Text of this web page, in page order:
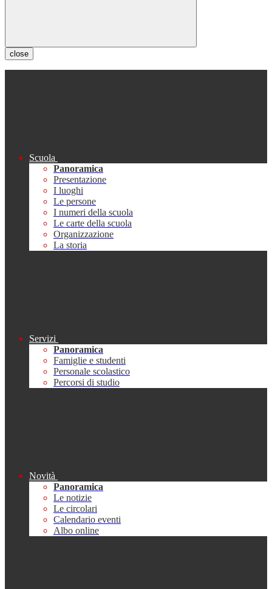
close
Scuola
Panoramica
Presentazione
I luoghi
Le persone
I numeri della scuola
Le carte della scuola
Organizzazione
La storia
Servizi
Panoramica
Famiglie e studenti
Personale scolastico
Percorsi di studio
Novità
Panoramica
Le notizie
Le circolari
Calendario eventi
Albo online